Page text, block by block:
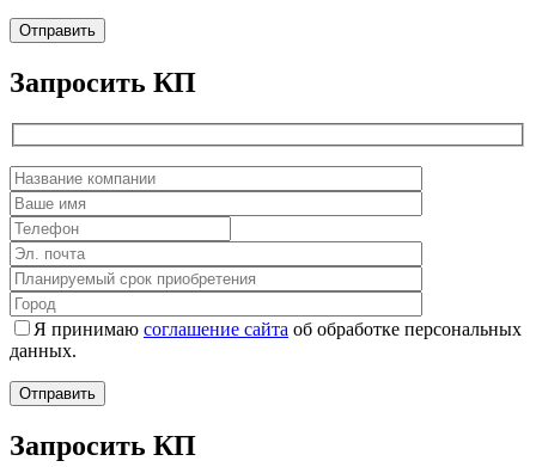
Запросить КП
Я принимаю соглашение сайта об обработке персональных
данных.
Запросить КП